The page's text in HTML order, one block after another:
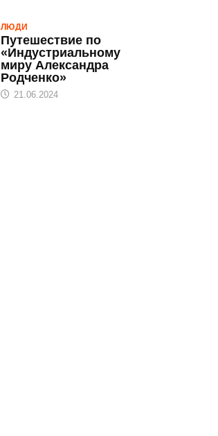
ЛЮДИ
Путешествие по
«Индустриальному
миру Александра
Родченко»
21.06.2024